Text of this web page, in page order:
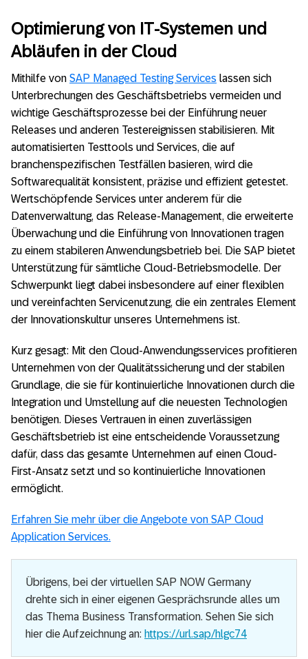
Optimierung von IT-Systemen und
Abläufen in der Cloud
Mithilfe von SAP Managed Testing Services lassen sich
Unterbrechungen des Geschäftsbetriebs vermeiden und
wichtige Geschäftsprozesse bei der Einführung neuer
Releases und anderen Testereignissen stabilisieren. Mit
automatisierten Testtools und Services, die auf
branchenspezifischen Testfällen basieren, wird die
Softwarequalität konsistent, präzise und effizient getestet.
Wertschöpfende Services unter anderem für die
Datenverwaltung, das Release-Management, die erweiterte
Überwachung und die Einführung von Innovationen tragen
zu einem stabileren Anwendungsbetrieb bei. Die SAP bietet
Unterstützung für sämtliche Cloud-Betriebsmodelle. Der
Schwerpunkt liegt dabei insbesondere auf einer flexiblen
und vereinfachten Servicenutzung, die ein zentrales Element
der Innovationskultur unseres Unternehmens ist.
Kurz gesagt: Mit den Cloud-Anwendungsservices profitieren
Unternehmen von der Qualitätssicherung und der stabilen
Grundlage, die sie für kontinuierliche Innovationen durch die
Integration und Umstellung auf die neuesten Technologien
benötigen. Dieses Vertrauen in einen zuverlässigen
Geschäftsbetrieb ist eine entscheidende Voraussetzung
dafür, dass das gesamte Unternehmen auf einen Cloud-
First-Ansatz setzt und so kontinuierliche Innovationen
ermöglicht.
Erfahren Sie mehr über die Angebote von SAP Cloud
Application Services.
Übrigens, bei der virtuellen SAP NOW Germany
drehte sich in einer eigenen Gesprächsrunde alles um
das Thema Business Transformation. Sehen Sie sich
hier die Aufzeichnung an: https://url.sap/hlgc74